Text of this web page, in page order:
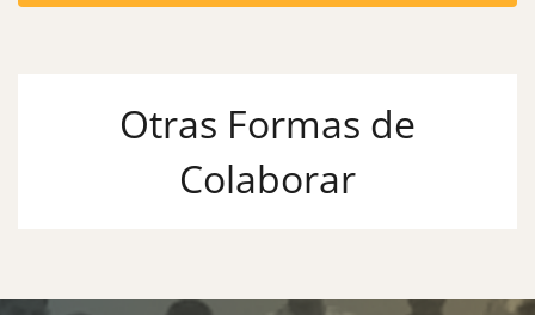
Otras Formas de
Colaborar